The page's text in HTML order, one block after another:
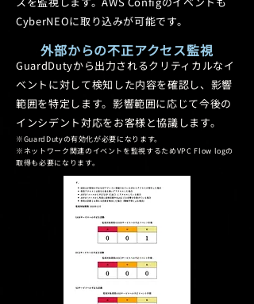
CyberNEOに取り込みが可能です。
外部からの不正アクセス監視
GuardDutyから出力されるクリティカルなイ
ベントに対して検知した内容を確認し、影響
範囲を特定します。影響範囲に応じて今後の
インシデント対応をお客様と協議します。​
※GuardDutyの有効化が必要になります。
※ ネットワーク関連のイベントを監視するためVPC Flow logの
取得も必要になります。